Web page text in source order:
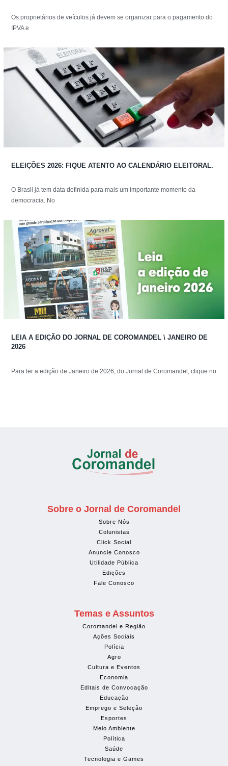
Os proprietários de veículos já devem se organizar para o pagamento do
IPVA e
ELEIÇÕES 2026: FIQUE ATENTO AO CALENDÁRIO ELEITORAL.
O Brasil já tem data definida para mais um importante momento da
democracia. No
LEIA A EDIÇÃO DO JORNAL DE COROMANDEL \ JANEIRO DE
2026
Para ler a edição de Janeiro de 2026, do Jornal de Coromandel, clique no
Sobre o Jornal de Coromandel
Sobre Nós
Colunistas
Click Social
Anuncie Conosco
Utilidade Pública
Edições
Fale Conosco
Temas e Assuntos
Coromandel e Região
Ações Sociais
Polícia
Agro
Cultura e Eventos
Economia
Editais de Convocação
Educação
Emprego e Seleção
Esportes
Meio Ambiente
Política
Saúde
Tecnologia e Games